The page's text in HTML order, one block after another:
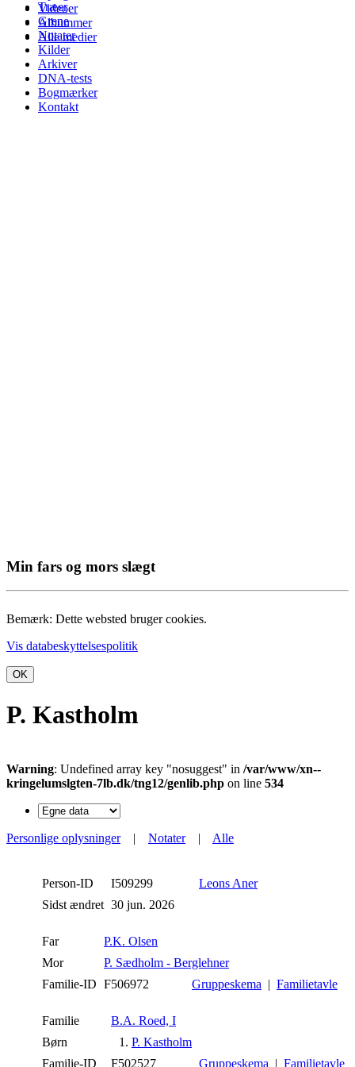
Videoer
Albummer
Alle medier
Træer
Grene
Notater
Kilder
Arkiver
DNA-tests
Bogmærker
Kontakt
Min fars og mors slægt
Bemærk: Dette websted bruger cookies.
Vis databeskyttelsespolitik
OK
P. Kastholm
Warning: Undefined array key "nosuggest" in /var/www/xn--
kringelumslgten-7lb.dk/tng12/genlib.php on line 534
Personlige oplysninger| Notater| Alle
Person-ID I509299
Leons Aner
Sidst ændret 30 jun. 2026
Far
P.K. Olsen
Mor
P. Sædholm - Berglehner
Familie-ID F506972 Gruppeskema | Familietavle
Familie
B.A. Roed, I
Børn
1. P. Kastholm
Familie-ID
F502527 Gruppeskema | Familietavle